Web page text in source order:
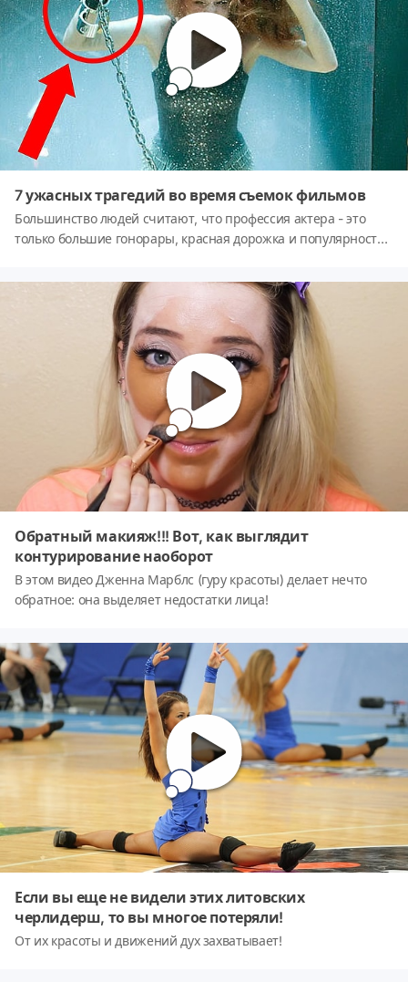
7 ужасных трагедий во время съемок фильмов
Большинство людей считают, что профессия актера - это
только большие гонорары, красная дорожка и популярность
рисковать своей жизнью, чтобы получить наиболее
реалистичный кадр.
Обратный макияж!!! Вот, как выглядит
контурирование наоборот
В этом видео Дженна Марблс (гуру красоты) делает нечто
обратное: она выделяет недостатки лица!
Если вы еще не видели этих литовских
черлидерш, то вы многое потеряли!
От их красоты и движений дух захватывает!